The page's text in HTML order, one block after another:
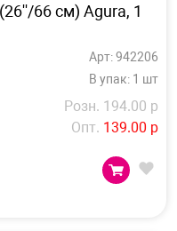
66 см) Agura, 1
Арт: 942206
В упак: 1 шт
Розн. 194.00 р
Опт. 139.00 р